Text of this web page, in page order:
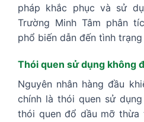
pháp khắc phục và sử
Trường Minh Tâm phân
phổ biến dẫn đến tình trạng
Thói quen sử dụng không
Nguyên nhân hàng đầu
chính là thói quen sử
thói quen đổ dầu mỡ